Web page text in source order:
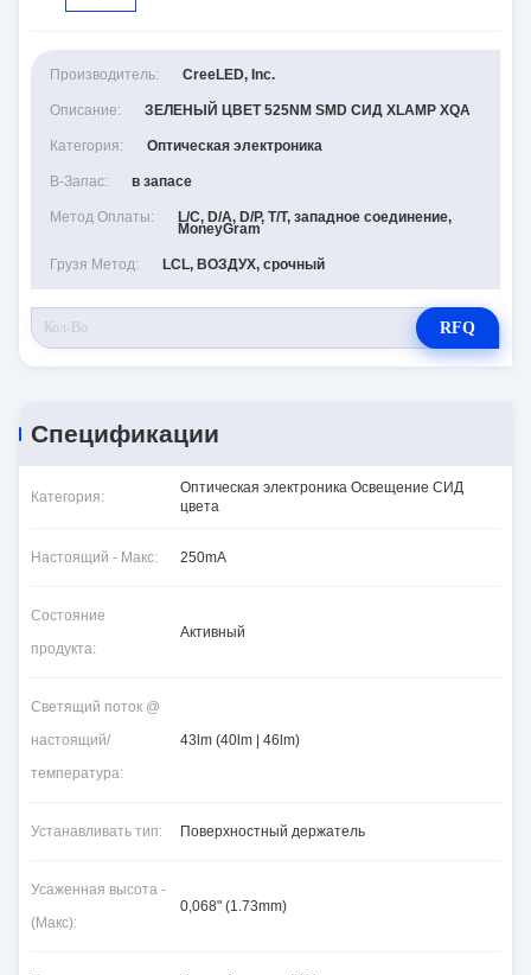
Производитель: CreeLED, Inc.
Описание: ЗЕЛЕНЫЙ ЦВЕТ 525NM SMD СИД XLAMP XQA
Категория: Оптическая электроника
В-Запас: в запасе
Метод Оплаты: L/C, D/A, D/P, T/T, западное соединение,
MoneyGram
Грузя Метод: LCL, ВОЗДУХ, срочный
RFQ
Спецификации
Категория:
Оптическая электроника Освещение СИД
цвета
Настоящий - Макс: 250mA
Состояние
продукта:
Активный
Светящий поток @
настоящий/
температура:
43lm (40lm | 46lm)
Устанавливать тип: Поверхностный держатель
Усаженная высота -
(Макс):
0,068" (1.73mm)